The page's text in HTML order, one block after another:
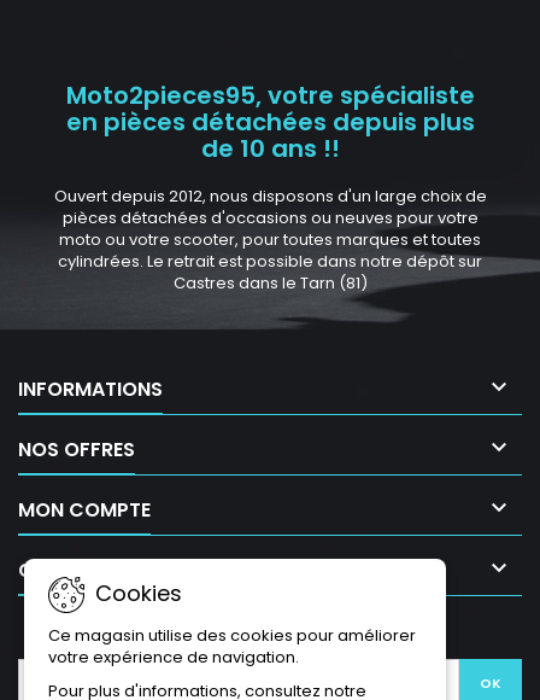
Moto2pieces95, votre spécialiste
en pièces détachées depuis plus
de 10 ans !!
Ouvert depuis 2012, nous disposons d'un large choix de
pièces détachées d'occasions ou neuves pour votre
moto ou votre scooter, pour toutes marques et toutes
cylindrées. Le retrait est possible dans notre dépôt sur
Castres dans le Tarn (81)
INFORMATIONS 
NOS OFFRES 
MON COMPTE 
CONTACT 
Cookies
Ce magasin utilise des cookies pour améliorer
votre expérience de navigation.
Pour plus d'informations, consultez notre
LETTRE D'INFORMATIONS